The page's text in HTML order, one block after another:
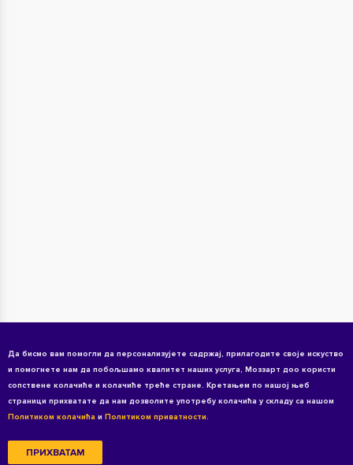
Да бисмо вам помогли да персонализујете садржај, прилагодите своје искуство
и помогнете нам да побољшамо квалитет наших услуга, Моззарт доо користи
сопствене колачиће и колачиће треће стране. Кретањем по нашој њеб
страници прихватате да нам дозволите употребу колачића у складу са нашом
Политиком колачића и Политиком приватности.
ПРИХВАТАМ